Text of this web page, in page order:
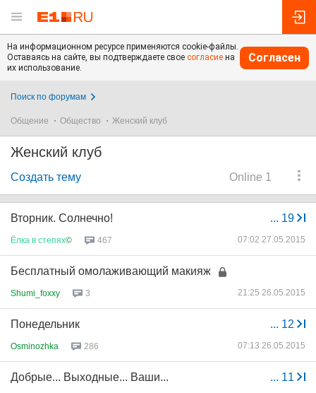
На информационном ресурсе применяются cookie-файлы.
Оставаясь на сайте, вы подтверждаете свое согласие на
их использование.
Согласен
Поиск по форумам
Общение Общество Женский клуб
Женский клуб
Online 1
Создать тему
... 19
Вторник. Солнечно!
Ёлка в степях© 467 07:02 27.05.2015
Бесплатный омолаживающий макияж
Shumi_foxxy 3 21:25 26.05.2015
... 12
Понедельник
Osminozhka 286 07:13 26.05.2015
... 11
Добрые... Выходные... Ваши...